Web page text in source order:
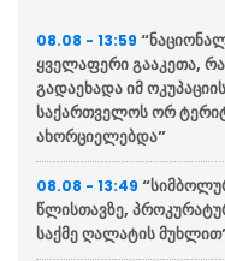
08.08 - 13:59
ყველაფერი გააკეთა,
გადაეხადა იმ
საქართველოს ორ
ახორციელებდა”
08.08 - 13:49
წლისთავზე,
საქმე ღალატის